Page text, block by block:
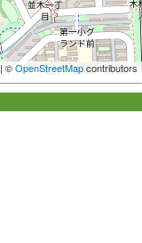
| ©OpenStreetMapcontributors